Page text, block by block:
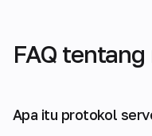
FAQ
Apa itu protokol